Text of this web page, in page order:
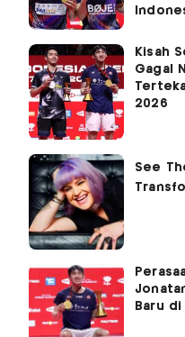
Kisah
Gagal
2026
Baru